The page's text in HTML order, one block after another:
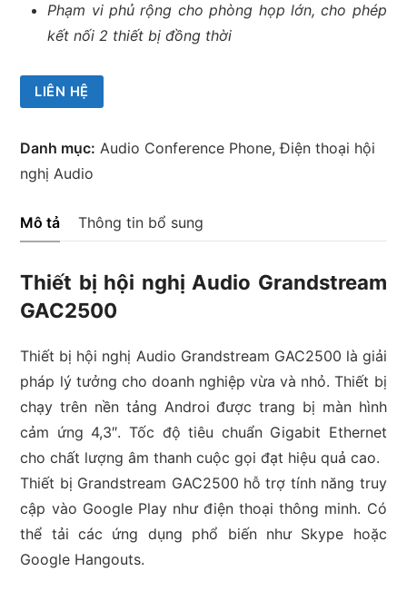
Phạm vi phủ rộng cho phòng họp lớn, cho phép
kết nối 2 thiết bị đồng thời
LIÊN HỆ
Danh mục: Audio Conference Phone,Điện thoại hội
nghị Audio
Mô tả Thông tin bổ sung
Thiết bị hội nghị Audio Grandstream
GAC2500
Thiết bị hội nghị Audio Grandstream GAC2500 là giải
pháp lý tưởng cho doanh nghiệp vừa và nhỏ. Thiết bị
chạy trên nền tảng Androi được trang bị màn hình
cảm ứng 4,3″. Tốc độ tiêu chuẩn Gigabit Ethernet
cho chất lượng âm thanh cuộc gọi đạt hiệu quả cao.
Thiết bị Grandstream GAC2500 hỗ trợ tính năng truy
cập vào Google Play như điện thoại thông minh. Có
thể tải các ứng dụng phổ biến như Skype hoặc
Google Hangouts.